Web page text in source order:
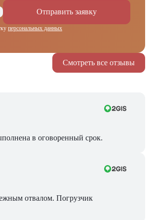
Отправить заявку
персональных данных
Смотреть все отзывы
в оговоренный срок.
отвалом. Погрузчик